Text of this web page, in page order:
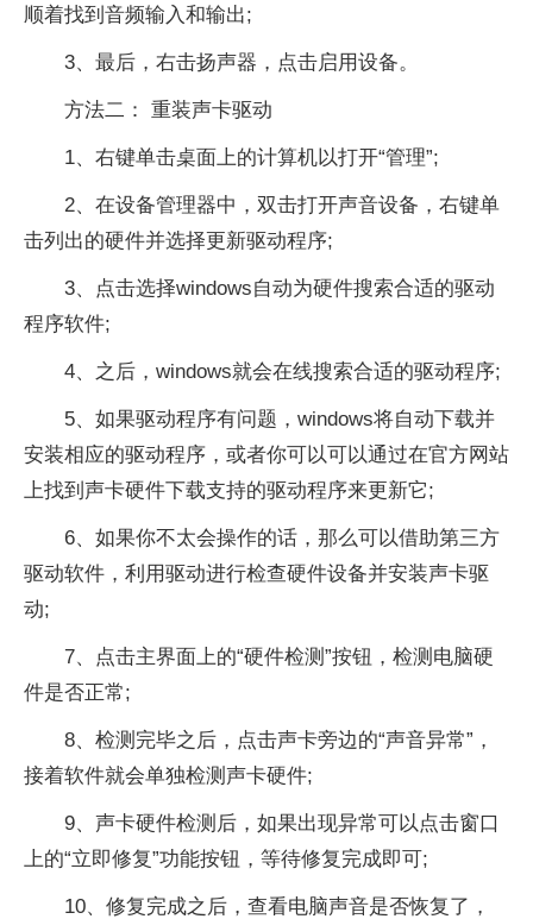
顺着找到音频输入和输出;
3、最后，右击扬声器，点击启用设备。
方法二： 重装声卡驱动
1、右键单击桌面上的计算机以打开“管理”;
2、在设备管理器中，双击打开声音设备，右键单
击列出的硬件并选择更新驱动程序;
3、点击选择windows自动为硬件搜索合适的驱动
程序软件;
4、之后，windows就会在线搜索合适的驱动程序;
5、如果驱动程序有问题，windows将自动下载并
安装相应的驱动程序，或者你可以可以通过在官方网站
上找到声卡硬件下载支持的驱动程序来更新它;
6、如果你不太会操作的话，那么可以借助第三方
驱动软件，利用驱动进行检查硬件设备并安装声卡驱
动;
7、点击主界面上的“硬件检测”按钮，检测电脑硬
件是否正常;
8、检测完毕之后，点击声卡旁边的“声音异常”，
接着软件就会单独检测声卡硬件;
9、声卡硬件检测后，如果出现异常可以点击窗口
上的“立即修复”功能按钮，等待修复完成即可;
10、修复完成之后，查看电脑声音是否恢复了，